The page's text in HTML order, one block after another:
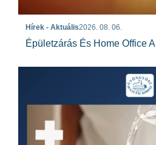
Hírek - Aktuális2026. 08. 06.
Épületzárás És Home Office